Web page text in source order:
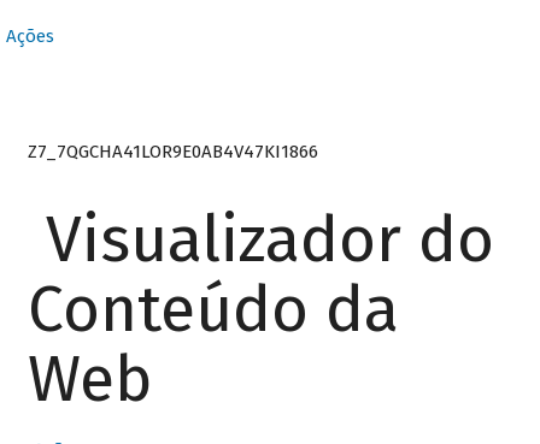
Ações
Z7_7QGCHA41LOR9E0AB4V47KI1866
Visualizador do
Conteúdo da
Web